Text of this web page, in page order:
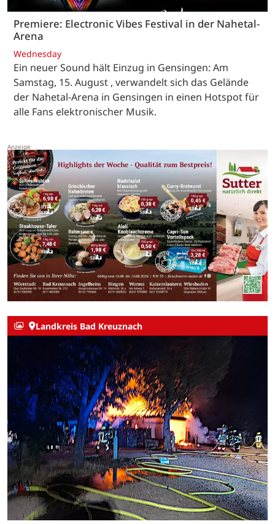
Premiere: Electronic Vibes Festival in der Nahetal-
Arena
Wednesday
Ein neuer Sound hält Einzug in Gensingen: Am
Samstag, 15. August , verwandelt sich das Gelände
der Nahetal-Arena in Gensingen in einen Hotspot für
alle Fans elektronischer Musik.
Landkreis Bad Kreuznach